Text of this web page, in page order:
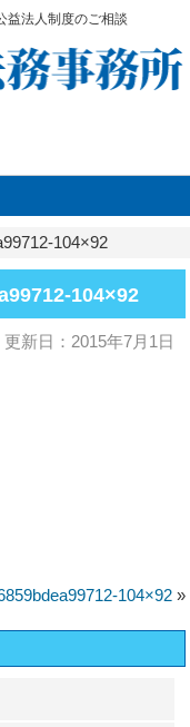
益法人制度のご相談
104×92
104×92
更新日：2015年7月1日
104×92 »